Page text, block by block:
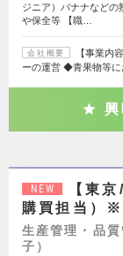
ジニア）バナナなどの
や保全等 【職…
会社概要
【事業内
ーの運営 ◆青果物等に
興
NEW
【東
購買担当）※
生産管理・品
子）